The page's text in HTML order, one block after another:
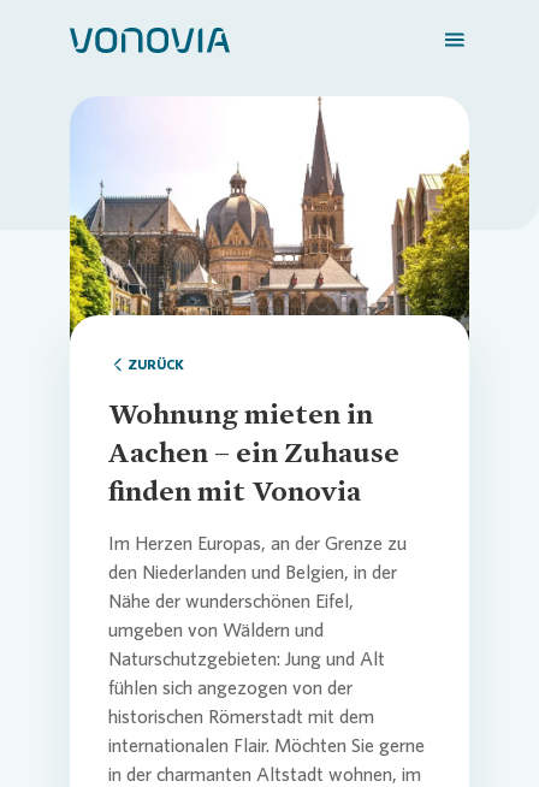
Mein Zuhause
Meine Stadt
Weitere Angebote
Login
Loading...
ZURÜCK
Wohnung mieten in
Aachen – ein Zuhause
finden mit Vonovia
Im Herzen Europas, an der Grenze zu
den Niederlanden und Belgien, in der
Nähe der wunderschönen Eifel,
umgeben von Wäldern und
Naturschutzgebieten: Jung und Alt
fühlen sich angezogen von der
historischen Römerstadt mit dem
internationalen Flair. Möchten Sie gerne
in der charmanten Altstadt wohnen, im